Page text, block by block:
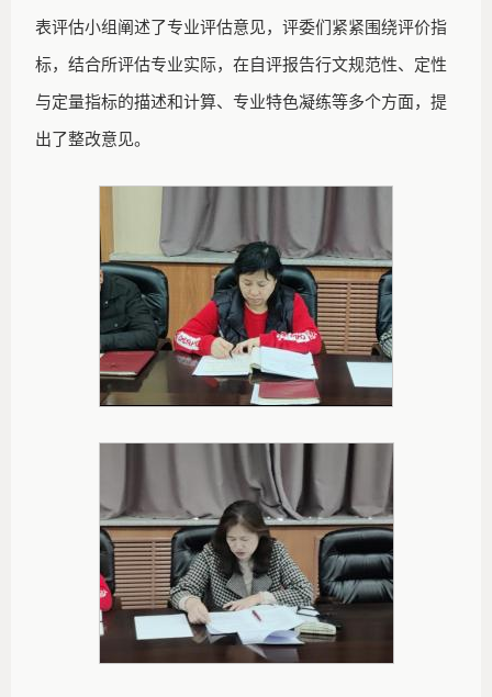
表评估小组阐述了专业评估意见，评委们紧紧围绕评价指
标，结合所评估专业实际，在自评报告行文规范性、定性
与定量指标的描述和计算、专业特色凝练等多个方面，提
出了整改意见。